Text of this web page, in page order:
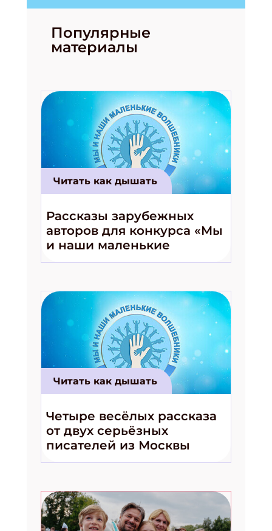
Популярные
материалы
Читать как дышать
Рассказы зарубежных
авторов для конкурса «Мы
и наши маленькие
волшебники!»
Читать как дышать
Четыре весёлых рассказа
от двух серьёзных
писателей из Москвы